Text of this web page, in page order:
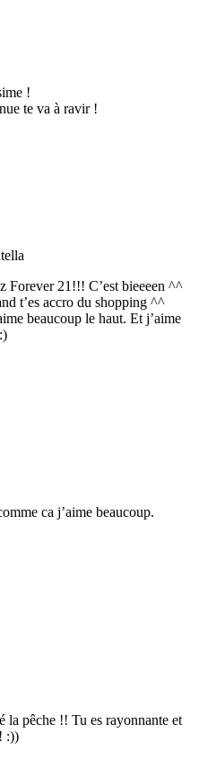
!
te va à ravir !
Forever 21!!! C’est bieeeen ^^
t’es accro du shopping ^^
beaucoup le haut. Et j’aime
ca j’aime beaucoup.
la pêche !! Tu es rayonnante et
:))